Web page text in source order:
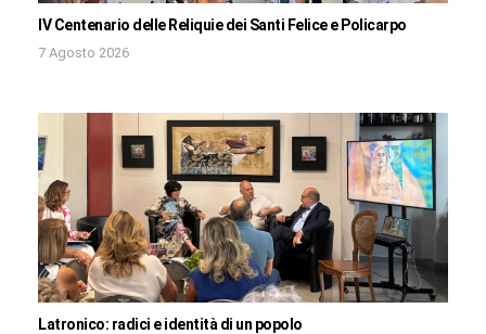
IV Centenario delle Reliquie dei Santi Felice e Policarpo
7 Agosto 2026
Latronico: radici e identità di un popolo